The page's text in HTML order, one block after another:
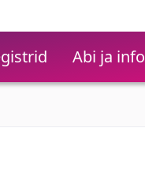
Abi ja info